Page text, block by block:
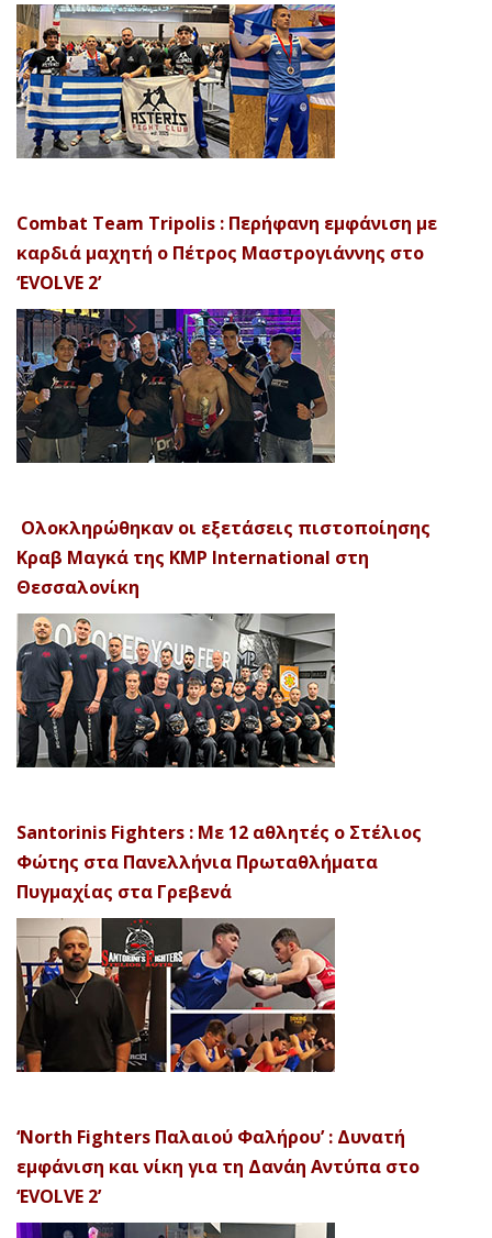
Combat Team Tripolis : Περήφανη εμφάνιση με
καρδιά μαχητή ο Πέτρος Μαστρογιάννης στο
‘EVOLVE 2’
Ολοκληρώθηκαν οι εξετάσεις πιστοποίησης
Κραβ Μαγκά της KMP International στη
Θεσσαλονίκη
Santorinis Fighters : Με 12 αθλητές ο Στέλιος
Φώτης στα Πανελλήνια Πρωταθλήματα
Πυγμαχίας στα Γρεβενά
‘North Fighters Παλαιού Φαλήρου’ : Δυνατή
εμφάνιση και νίκη για τη Δανάη Αντύπα στο
‘EVOLVE 2’